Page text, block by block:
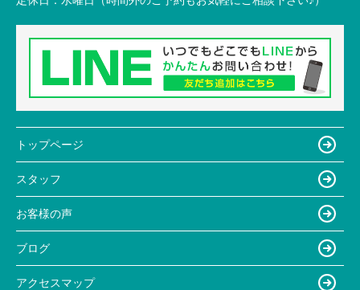
トップページ
スタッフ
お客様の声
ブログ
アクセスマップ